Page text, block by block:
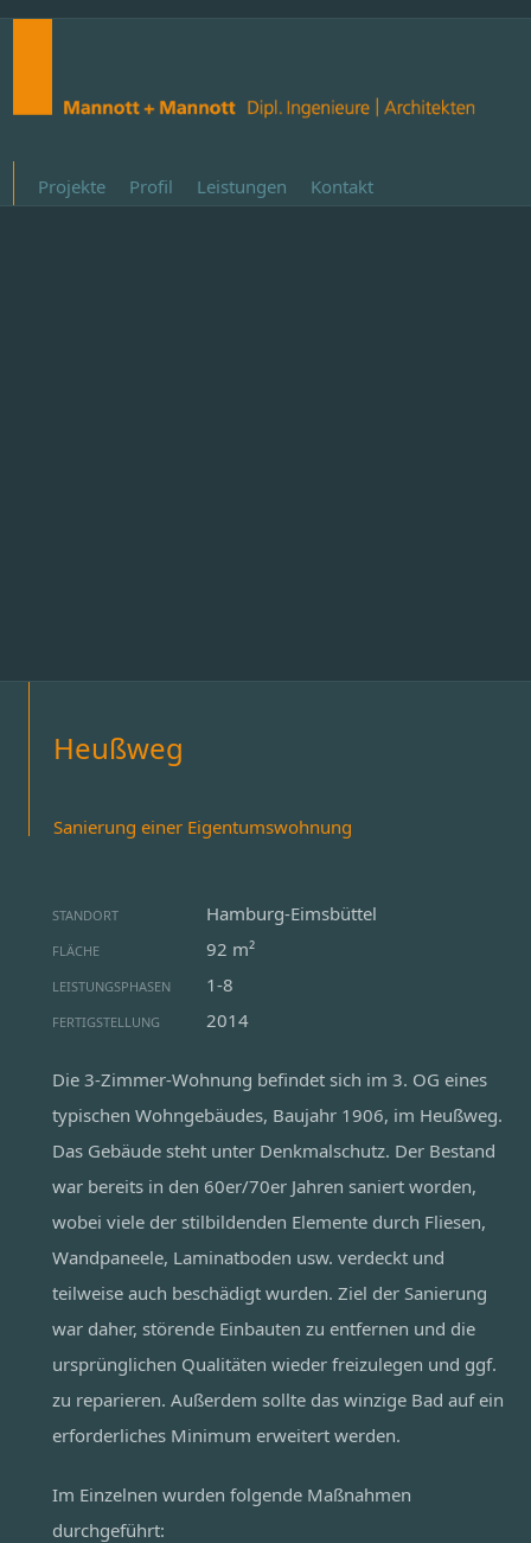
Projekte Profil Leistungen Kontakt
Heußweg
Sanierung einer Eigentumswohnung
STANDORT Hamburg-Eimsbüttel
FLÄCHE 92 m²
LEISTUNGSPHASEN 1-8
FERTIGSTELLUNG 2014
Die 3-Zimmer-Wohnung befindet sich im 3. OG eines
typischen Wohngebäudes, Baujahr 1906, im Heußweg.
Das Gebäude steht unter Denkmalschutz. Der Bestand
war bereits in den 60er/70er Jahren saniert worden,
wobei viele der stilbildenden Elemente durch Fliesen,
Wandpaneele, Laminatboden usw. verdeckt und
teilweise auch beschädigt wurden. Ziel der Sanierung
war daher, störende Einbauten zu entfernen und die
ursprünglichen Qualitäten wieder freizulegen und ggf.
zu reparieren. Außerdem sollte das winzige Bad auf ein
erforderliches Minimum erweitert werden.
Im Einzelnen wurden folgende Maßnahmen
durchgeführt: